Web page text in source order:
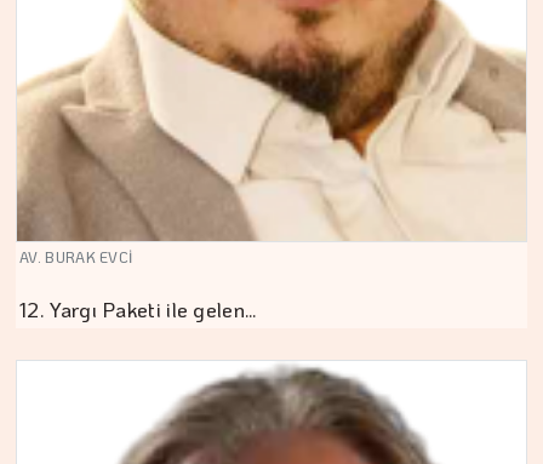
AV. BURAK EVCİ
12. Yargı Paketi ile gelen…